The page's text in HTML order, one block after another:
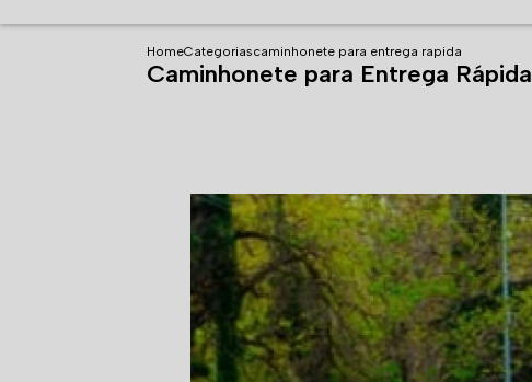
HomeCategoriascaminhonete para entrega rapida
Caminhonete para Entrega Rápida